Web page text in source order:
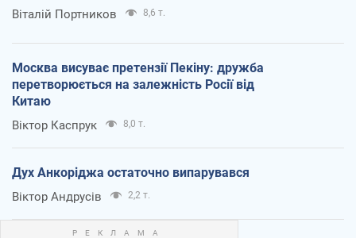
Віталій Портников 8,6 т.
Москва висуває претензії Пекіну: дружба
перетворюється на залежність Росії від
Китаю
Віктор Каспрук 8,0 т.
Дух Анкоріджа остаточно випарувався
Віктор Андрусів 2,2 т.